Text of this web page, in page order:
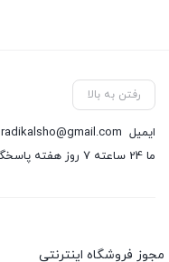
رفتن به بالا
ایمیل radikalsho@gmail.com
ما 24 ساعته 7 روز هفته پاسخگوی شما هستیم.
مجوز فروشگاه اینترنتی